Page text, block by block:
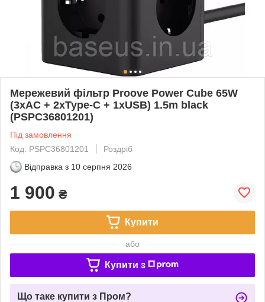
Мережевий фільтр Proove Power Cube 65W
(3xAC + 2xType-C + 1xUSB) 1.5m black
(PSPC36801201)
Під замовлення
Код: PSPC36801201
Роздріб
Відправка з 10 серпня 2026
1 900 ₴
Купити
або
Купити з
Що таке купити з Пром?